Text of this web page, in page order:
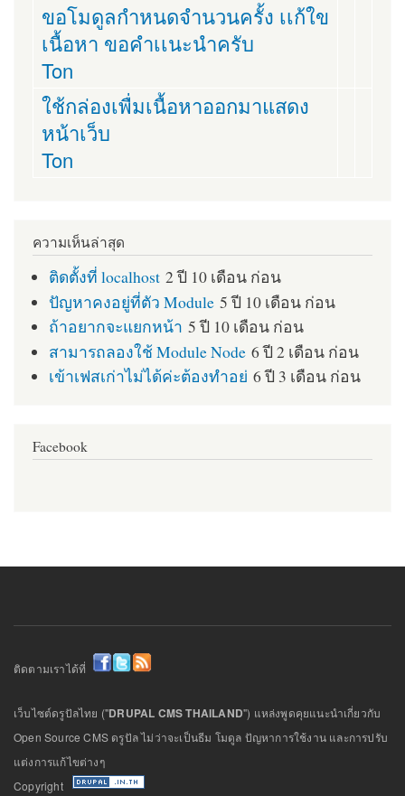
ขอโมดูลกำหนดจำนวนครั้ง เเก้ใข
เนื้อหา ขอคำเเนะนำครับ
Ton
ใช้กล่องเพื่มเนื้อหาออกมาแสดง
หน้าเว็บ
Ton
ความเห็นล่าสุด
ติดตั้งที่ localhost 2 ปี 10 เดือน ก่อน
ปัญหาคงอยู่ที่ตัว Module 5 ปี 10 เดือน ก่อน
ถ้าอยากจะแยกหน้า 5 ปี 10 เดือน ก่อน
สามารถลองใช้ Module Node 6 ปี 2 เดือน ก่อน
เข้าเฟสเก่าไม่ได้ค่ะต้องทำอย่ 6 ปี 3 เดือน ก่อน
Facebook
ติดตามเราได้ที่
เว็บไซต์ดรูปัลไทย ("DRUPAL CMS THAILAND") แหล่งพูดคุยแนะนำเกี่ยวกับ
Open Source CMS ดรูปัล ไม่ว่าจะเป็นธีม โมดูล ปัญหาการใช้งาน และการปรับ
แต่งการแก้ไขต่างๆ
Copyright